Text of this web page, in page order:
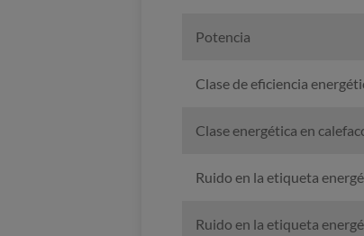
Potencia
Clase de eficiencia
Clase energética en
Ruido en la etiqueta
Ruido en la etiqueta